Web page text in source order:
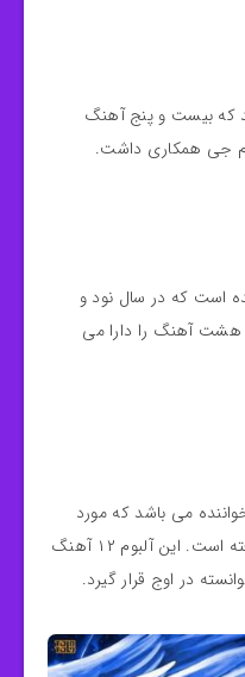
۹۸ و ۹۹ منتشر شد که بیست و پنج آهنگ
ام جی همکاری داشت.
است که در سال نود و
آهنگ را دارا می
می باشد که مورد
استقبال بسیاری از هواداران قرار گرفته است. این آلبوم ۱۲ آهنگ
در اوج قرار گیرد.